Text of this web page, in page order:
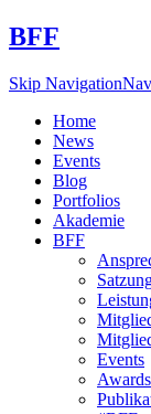
BFF
Skip Navigation
Home
News
Events
Blog
Portfolios
Akademie
BFF
Events
Awards